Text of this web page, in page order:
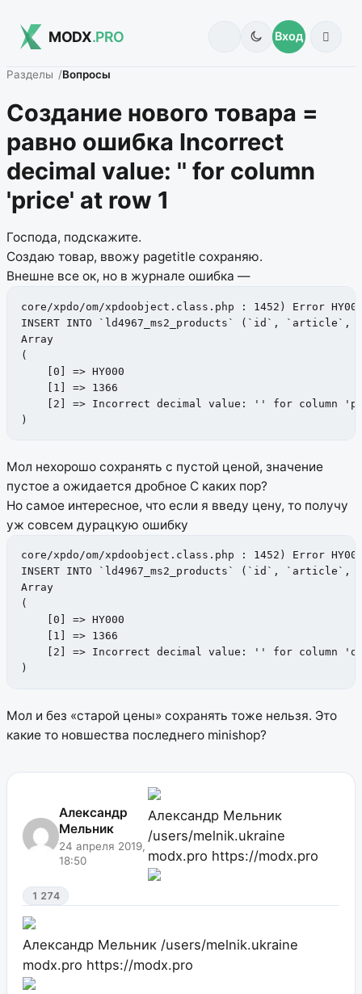
MODX.PRO Вход
Разделы Вопросы
Создание нового товара =
равно ошибка Incorrect
decimal value: '' for column
'price' at row 1
Господа, подскажите.
Создаю товар, ввожу pagetitle сохраняю.
Внешне все ок, но в журнале ошибка —
core/xpdo/om/xpdoobject.class.php : 1452) Error
INSERT INTO `ld4967_ms2_products` (`id`,
Array
(
    [0] => HY000
    [1] => 1366
[2] => Incorrect decimal value: '' for column
)
Мол нехорошо сохранять с пустой ценой, значение
пустое а ожидается дробное С каких пор?
Но самое интересное, что если я введу цену, то получу
уж совсем дурацкую ошибку
core/xpdo/om/xpdoobject.class.php : 1452) Error
INSERT INTO `ld4967_ms2_products` (`id`,
Array
(
    [0] => HY000
    [1] => 1366
[2] => Incorrect decimal value: '' for column
)
Мол и без «старой цены» сохранять тоже нельзя. Это
какие то новшества последнего minishop?
Александр
Мельник
24 апреля 2019,
18:50
Александр Мельник
/users/melnik.ukraine
modx.pro https://modx.pro
1 274
Александр Мельник /users/melnik.ukraine
modx.pro https://modx.pro